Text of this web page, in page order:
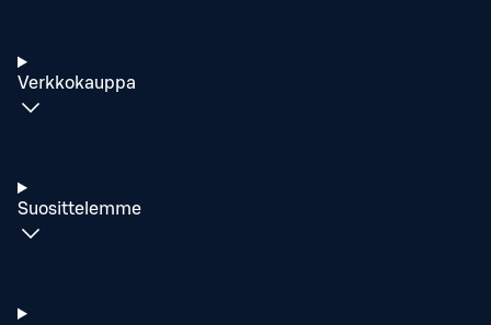
Verkkokauppa
Suosittelemme